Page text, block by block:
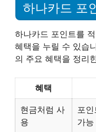
하나카드 포
하나카드 포인트를
혜택을 누릴 수 있습
의 주요 혜택을 정리
혜택
현금처럼 사
용
포
가능